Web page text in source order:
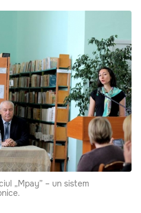
„Mpay” – un sistem